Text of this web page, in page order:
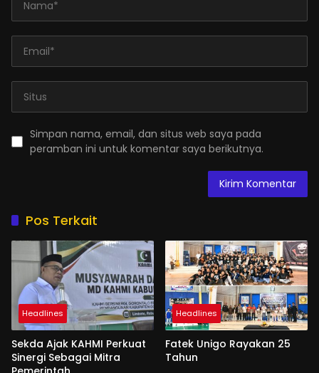
Simpan nama, email, dan situs web saya pada
peramban ini untuk komentar saya berikutnya.
Pos Terkait
Headlines
Sekda Ajak KAHMI Perkuat
Sinergi Sebagai Mitra
Headlines
Fatek Unigo Rayakan 25
Tahun